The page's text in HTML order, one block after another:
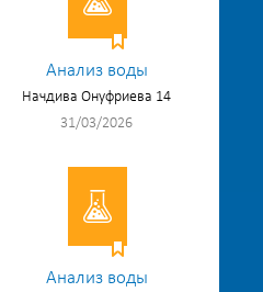
Анализ воды
Начдива Онуфриева 14
31/03/2026
Анализ воды